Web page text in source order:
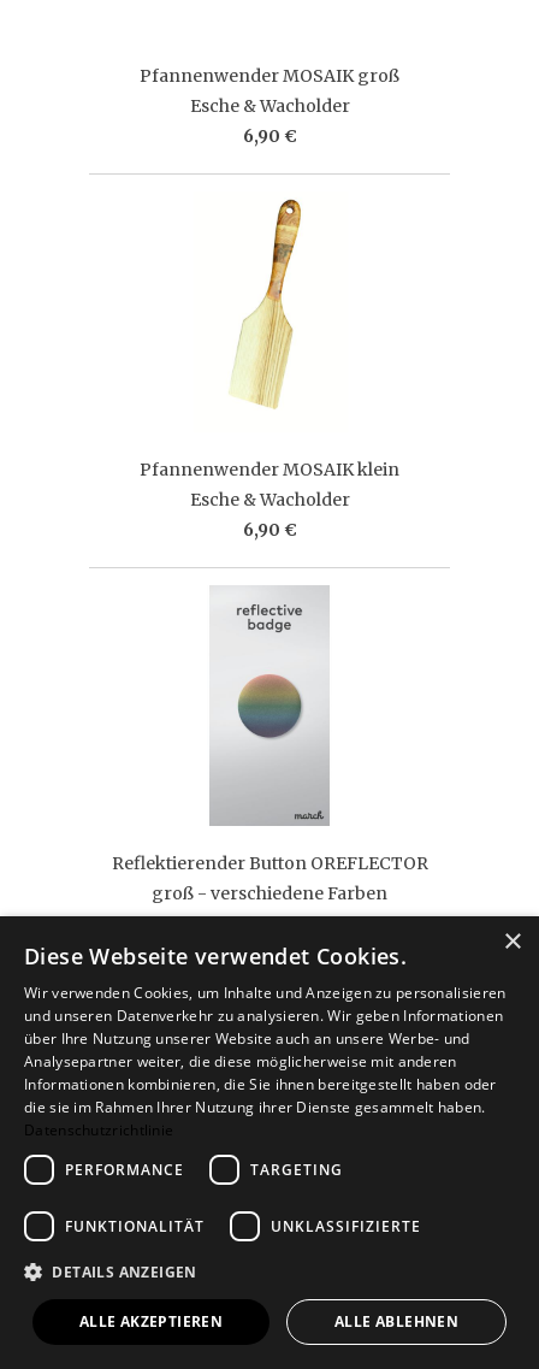
Pfannenwender MOSAIK groß
Esche & Wacholder
6,90 €
Pfannenwender MOSAIK klein
Esche & Wacholder
6,90 €
Reflektierender Button OREFLECTOR
groß - verschiedene Farben
6,90 €
6,90 €
×
Diese Webseite verwendet Cookies.
Wir verwenden Cookies, um Inhalte und Anzeigen zu personalisieren
und unseren Datenverkehr zu analysieren. Wir geben Informationen
über Ihre Nutzung unserer Website auch an unsere Werbe- und
Analysepartner weiter, die diese möglicherweise mit anderen
Informationen kombinieren, die Sie ihnen bereitgestellt haben oder
die sie im Rahmen Ihrer Nutzung ihrer Dienste gesammelt haben.
Datenschutzrichtlinie
PERFORMANCE
TARGETING
FUNKTIONALITÄT UNKLASSIFIZIERTE
DETAILS ANZEIGEN
ALLE AKZEPTIEREN ALLE ABLEHNEN